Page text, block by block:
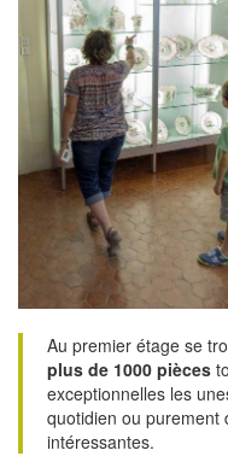
Au premier étage se
plus de 1000 pièces
exceptionnelles les
quotidien ou purement
intéressantes.